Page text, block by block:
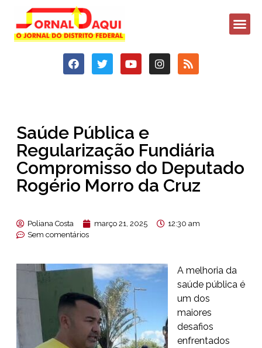
Saúde Pública e
Regularização Fundiária
Compromisso do Deputado
Rogério Morro da Cruz
Poliana Costa março 21, 2025
12:30 am
Sem comentários
A melhoria da
saúde pública é
um dos
maiores
desafios
enfrentados